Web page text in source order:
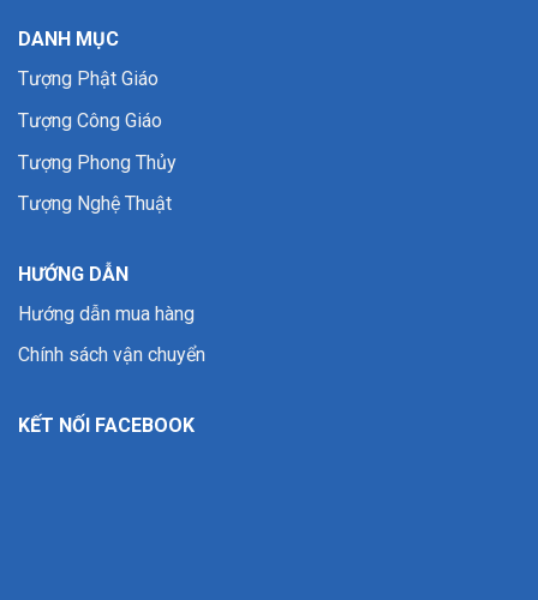
DANH MỤC
Tượng Phật Giáo
Tượng Công Giáo
Tượng Phong Thủy
Tượng Nghệ Thuật
HƯỚNG DẪN
Hướng dẫn mua hàng
Chính sách vận chuyển
KẾT NỐI FACEBOOK